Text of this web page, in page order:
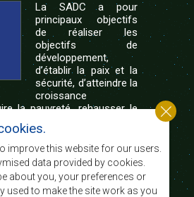
La SADC a pour
principaux objectifs
de réaliser les
objectifs de
développement,
d’établir la paix et la
sécurité, d’atteindre la
croissance
la pauvreté, rehausser le
vie du peuple de l’Afrique
défavorisés sociaux par le
régionale, de principes
et d’un développement
improve this website for our users.
data provided by cookies.
about you, your preferences or
used to make the site work as you